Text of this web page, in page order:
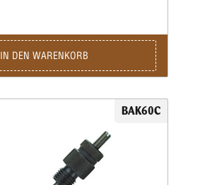
IN DEN WARENKORB
BAK60C